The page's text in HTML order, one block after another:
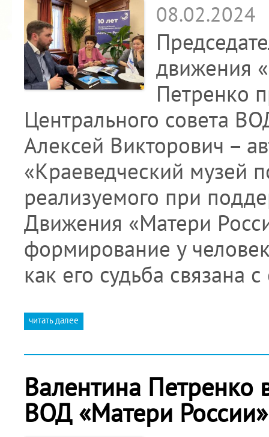
08.02.2024
движения
Петренко
Центрального совета
Алексей Викторович –
«Краеведческий музей
реализуемого при
Движения «Матери
формирование у
как его судьба связана
читать далее
Валентина Петренко
ВОД «Матери России»